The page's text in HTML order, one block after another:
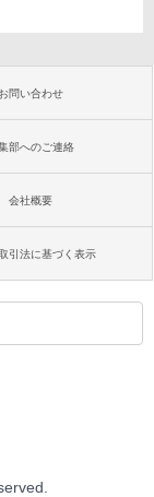
お問い合わせ
部へのご連絡
会社概要
引法に基づく表示